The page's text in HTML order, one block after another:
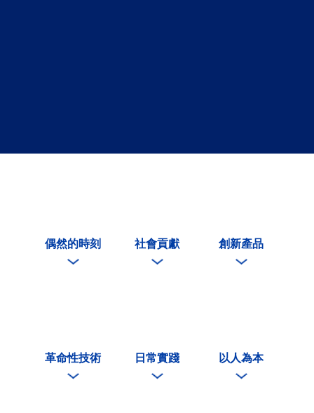
偶然的時刻 社會貢獻 創新產品
革命性技術 日常實踐 以人為本